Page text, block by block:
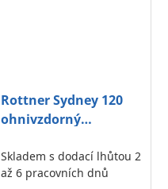
Rottner Sydney 120
ohnivzdorný
antracit
Skladem s dodací lhůtou 2
až 6 pracovních dnů